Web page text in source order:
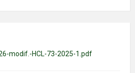
modif.-HCL-73-2025-1.pdf